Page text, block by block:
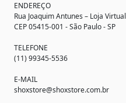
ENDEREÇO
Rua Joaquim Antunes – Loja Virtual
CEP 05415-001 - São Paulo - SP
TELEFONE
(11) 99345-5536
E-MAIL
shoxstore@shoxstore.com.br